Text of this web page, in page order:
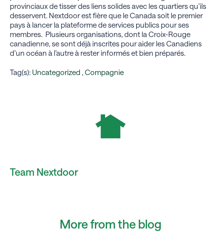
provinciaux de tisser des liens solides avec les quartiers qu’ils
desservent. Nextdoor est fière que le Canada soit le premier
pays à lancer la plateforme de services publics pour ses
membres. Plusieurs organisations, dont la Croix-Rouge
canadienne, se sont déjà inscrites pour aider les Canadiens
d’un océan à l’autre à rester informés et bien préparés.
Tag(s): Uncategorized ,Compagnie
Team Nextdoor
More from the blog